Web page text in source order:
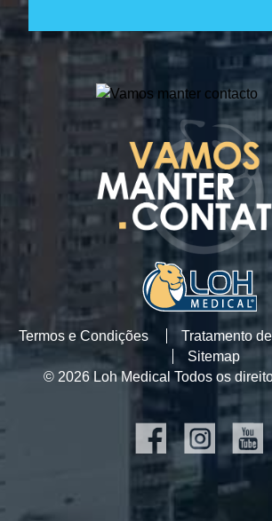
Termos e Condições
Tratamento
Sitemap
© 2026 Loh Medical Todos os
SOCIAL